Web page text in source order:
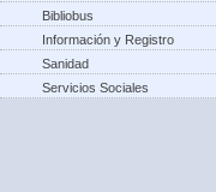
Bibliobus
Información y Registro
Sanidad
Servicios Sociales